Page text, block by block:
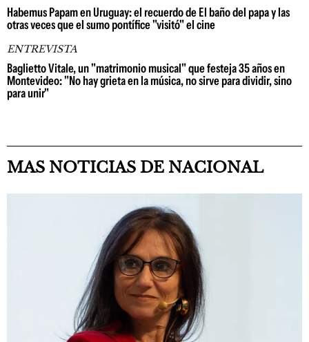
Habemus Papam en Uruguay: el recuerdo de El baño del papa y las
otras veces que el sumo pontífice "visitó" el cine
ENTREVISTA
Baglietto Vitale, un "matrimonio musical" que festeja 35 años en
Montevideo: "No hay grieta en la música, no sirve para dividir, sino
para unir"
MAS NOTICIAS DE NACIONAL